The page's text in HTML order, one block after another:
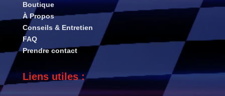
Boutique
À Propos
Conseils & Entretien
FAQ
Prendre contact
Liens utiles :